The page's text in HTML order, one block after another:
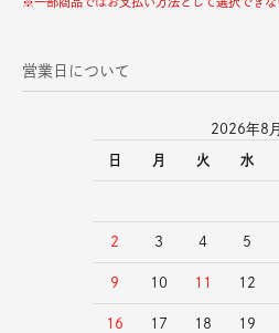
営業日について
2026年8月
日 月 火 水
2 3 4 5
9 10 11 12
16 17 18 19